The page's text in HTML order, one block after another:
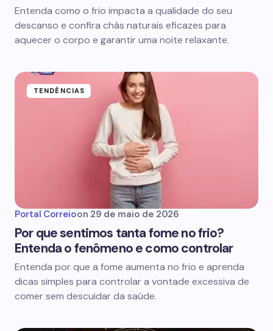
Entenda como o frio impacta a qualidade do seu
descanso e confira chás naturais eficazes para
aquecer o corpo e garantir uma noite relaxante.
TENDÊNCIAS
Portal Correioon 29 de maio de 2026
Por que sentimos tanta fome no frio?
Entenda o fenômeno e como controlar
Entenda por que a fome aumenta no frio e aprenda
dicas simples para controlar a vontade excessiva de
comer sem descuidar da saúde.